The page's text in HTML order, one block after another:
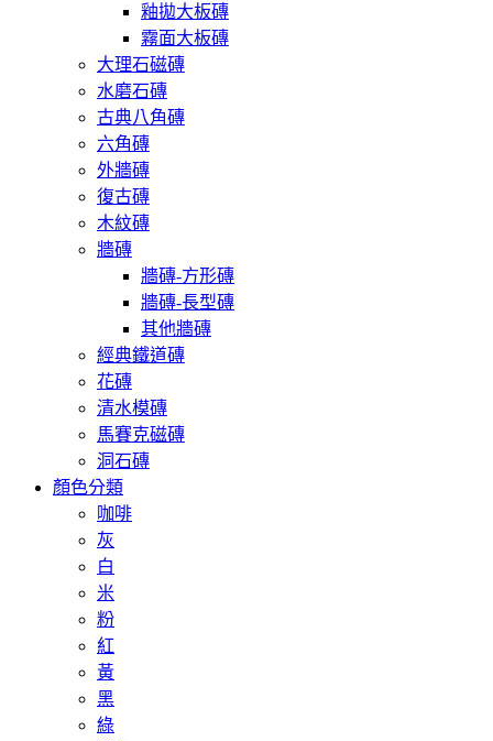
釉拋大板磚
霧面大板磚
大理石磁磚
水磨石磚
古典八角磚
六角磚
外牆磚
復古磚
木紋磚
牆磚
牆磚-方形磚
牆磚-長型磚
其他牆磚
經典鐵道磚
花磚
清水模磚
馬賽克磁磚
洞石磚
顏色分類
咖啡
灰
白
米
粉
紅
黃
黑
綠